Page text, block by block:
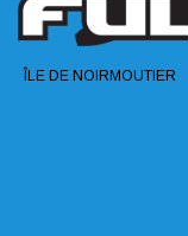
ÎLE DE NOIRMOUTIER